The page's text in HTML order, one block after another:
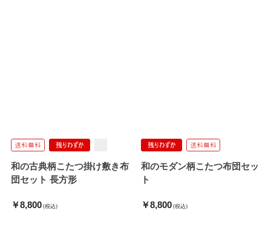
和の古典柄こたつ掛け敷き布
団セット 長方形
￥8,800 (税込)
和のモダン柄こたつ布団セッ
ト
￥8,800 (税込)